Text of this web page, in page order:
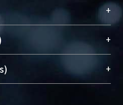
+
列，為永久珍藏及向國際
及學術能量，圖書館整合
庫（AH）不同功能平
scholars。期能整合研
+
Library)
+